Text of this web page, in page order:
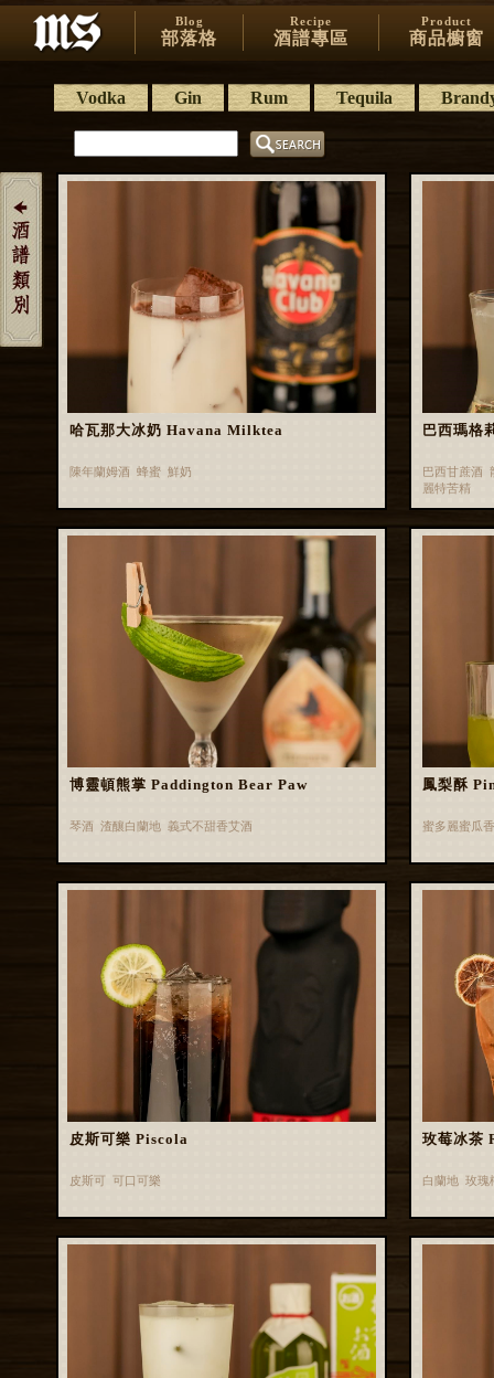
Blog
部落格
Recipe
酒譜專區
Product
商品櫥窗
Vodka Gin Rum Tequila
哈瓦那大冰奶 Havana Milktea
陳年蘭姆酒 蜂蜜 鮮奶
巴西瑪
巴西甘蔗酒
麗特苦精
博靈頓熊掌 Paddington Bear Paw
琴酒 渣釀白蘭地 義式不甜香艾酒
鳳梨酥
蜜多麗蜜瓜
皮斯可樂 Piscola
皮斯可 可口可樂
玫莓冰茶
白蘭地 玫瑰